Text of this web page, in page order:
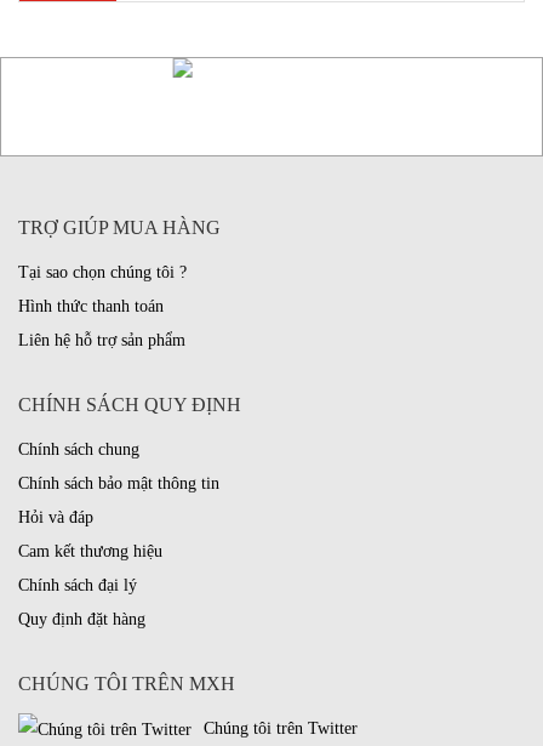
TRỢ GIÚP MUA HÀNG
Tại sao chọn chúng tôi ?
Hình thức thanh toán
Liên hệ hỗ trợ sản phẩm
CHÍNH SÁCH QUY ĐỊNH
Chính sách chung
Chính sách bảo mật thông tin
Hỏi và đáp
Cam kết thương hiệu
Chính sách đại lý
Quy định đặt hàng
CHÚNG TÔI TRÊN MXH
Chúng tôi trên Twitter